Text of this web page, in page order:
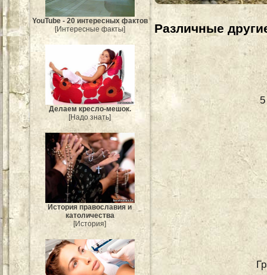
YouTube - 20 интересных фактов
[Интересные факты]
Делаем кресло-мешок.
[Надо знать]
История православия и
католичества
[История]
Различные